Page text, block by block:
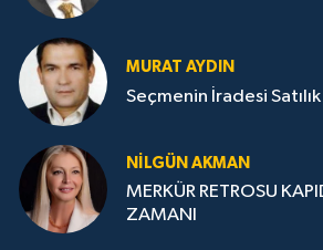
MURAT AYDIN
Seçmenin İradesi
NILGÜN AKMAN
MERKÜR RETROSU
ZAMANI